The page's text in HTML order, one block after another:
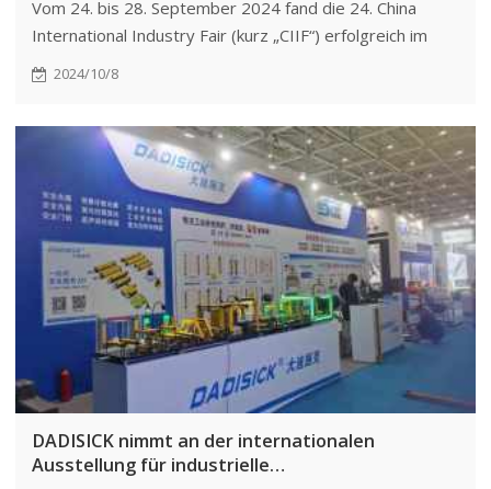
Vom 24. bis 28. September 2024 fand die 24. China
International Industry Fair (kurz „CIIF“) erfolgreich im
National Exhibition and Convention Center in Shanghai
und Produkte im Bereich der industriellen
Automatisierung.
2024/10/8
DADISICK nimmt an der internationalen
Ausstellung für industrielle